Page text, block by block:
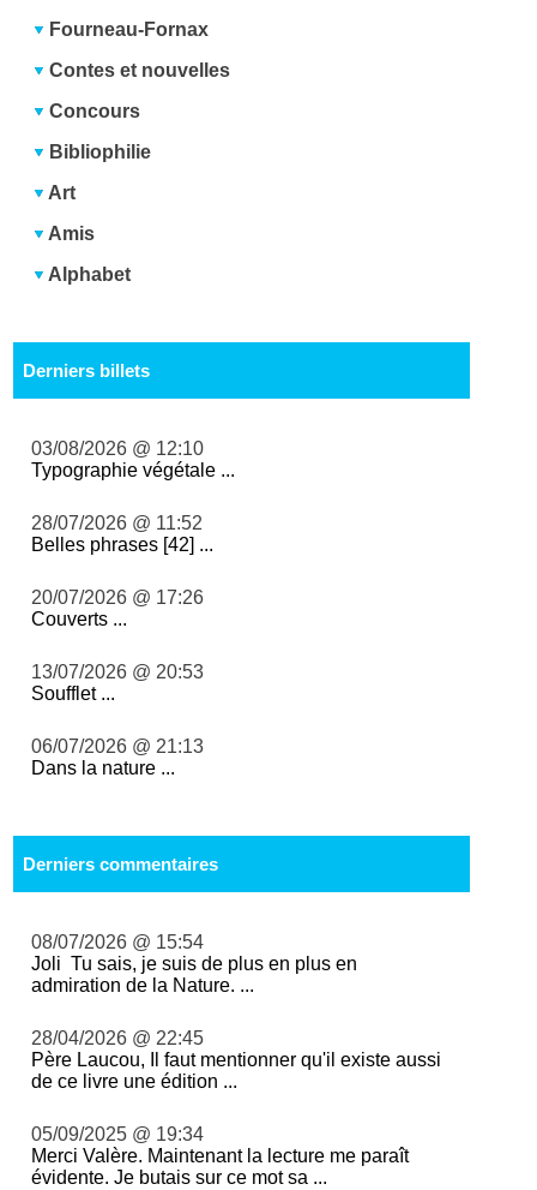
Fourneau-Fornax
Contes et nouvelles
Concours
Bibliophilie
Art
Amis
Alphabet
Derniers billets
03/08/2026 @ 12:10
Typographie végétale ...
28/07/2026 @ 11:52
Belles phrases [42] ...
20/07/2026 @ 17:26
Couverts ...
13/07/2026 @ 20:53
Soufflet ...
06/07/2026 @ 21:13
Dans la nature ...
Derniers commentaires
08/07/2026 @ 15:54
Joli Tu sais, je suis de plus en plus en
admiration de la Nature. ...
28/04/2026 @ 22:45
Père Laucou, Il faut mentionner qu'il existe aussi
de ce livre une édition ...
05/09/2025 @ 19:34
Merci Valère. Maintenant la lecture me paraît
évidente. Je butais sur ce mot sa ...